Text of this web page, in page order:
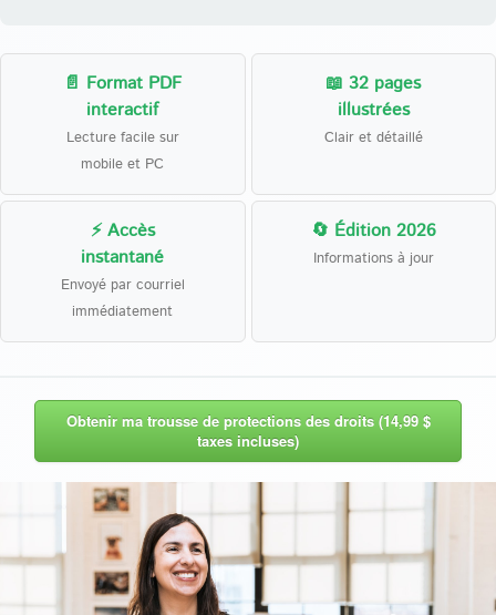
📄 Format PDF
interactif
Lecture facile sur
mobile et PC
📖 32 pages
illustrées
Clair et détaillé
⚡ Accès
instantané
Envoyé par courriel
immédiatement
🔄 Édition 2026
Informations à jour
Obtenir ma trousse de protections des droits (14,99 $
taxes incluses)